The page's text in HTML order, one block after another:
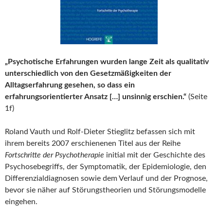
„Psychotische Erfahrungen wurden lange Zeit als qualitativ
unterschiedlich von den Gesetzmäßigkeiten der
Alltagserfahrung gesehen, so dass ein
erfahrungsorientierter Ansatz […] unsinnig erschien.“ (Seite
1f)
Roland Vauth und Rolf-Dieter Stieglitz befassen sich mit
ihrem bereits 2007 erschienenen Titel aus der Reihe
Fortschritte der Psychotherapie initial mit der Geschichte des
Psychosebegriffs, der Symptomatik, der Epidemiologie, den
Differenzialdiagnosen sowie dem Verlauf und der Prognose,
bevor sie näher auf Störungstheorien und Störungsmodelle
eingehen.